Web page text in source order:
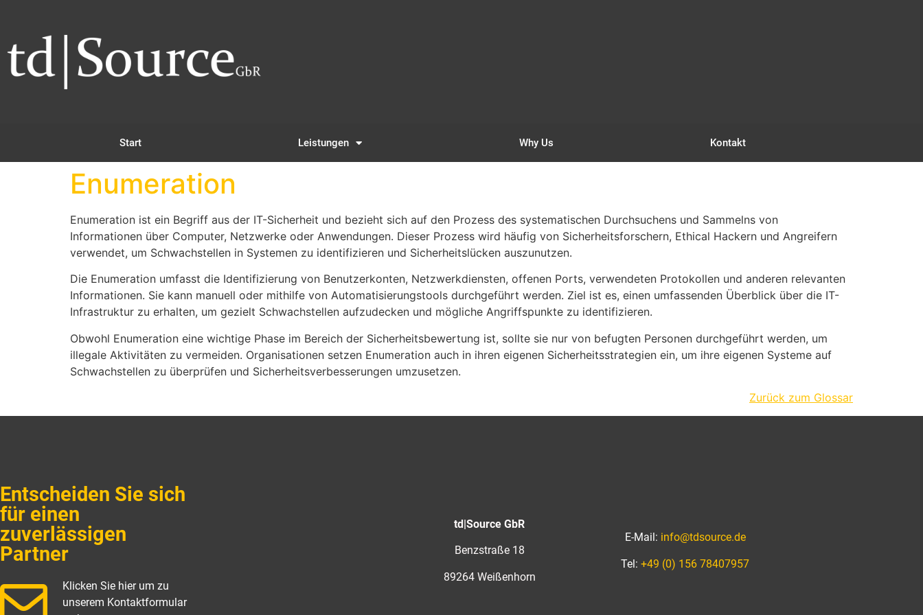
Start Leistungen Why Us Kontakt
Enumeration
Enumeration ist ein Begriff aus der IT-Sicherheit und bezieht sich auf den Prozess des systematischen Durchsuchens und Sammelns von
Informationen über Computer, Netzwerke oder Anwendungen. Dieser Prozess wird häufig von Sicherheitsforschern, Ethical Hackern und Angreifern
verwendet, um Schwachstellen in Systemen zu identifizieren und Sicherheitslücken auszunutzen.
Die Enumeration umfasst die Identifizierung von Benutzerkonten, Netzwerkdiensten, offenen Ports, verwendeten Protokollen und anderen relevanten
Informationen. Sie kann manuell oder mithilfe von Automatisierungstools durchgeführt werden. Ziel ist es, einen umfassenden Überblick über die IT-
Infrastruktur zu erhalten, um gezielt Schwachstellen aufzudecken und mögliche Angriffspunkte zu identifizieren.
Obwohl Enumeration eine wichtige Phase im Bereich der Sicherheitsbewertung ist, sollte sie nur von befugten Personen durchgeführt werden, um
illegale Aktivitäten zu vermeiden. Organisationen setzen Enumeration auch in ihren eigenen Sicherheitsstrategien ein, um ihre eigenen Systeme auf
Schwachstellen zu überprüfen und Sicherheitsverbesserungen umzusetzen.
Zurück zum Glossar
Entscheiden Sie sich
für einen
zuverlässigen
Partner
Klicken Sie hier um zu
unserem Kontaktformular
td|Source GbR
Benzstraße 18
89264 Weißenhorn
E-Mail: info@tdsource.de
Tel: +49 (0) 156 78407957